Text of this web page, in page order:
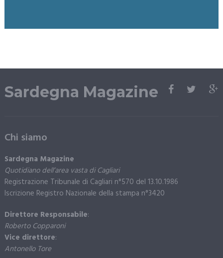
Sardegna Magazine
Chi siamo
Sardegna Magazine
Quotidiano dell’area vasta di Cagliari
Registrazione Tribunale di Cagliari n°570 del 13.10.1986
Iscrizione Registro Nazionale della stampa n°3420
Direttore Responsabile:
Roberto Copparoni
Vice direttore:
Antonello Tore